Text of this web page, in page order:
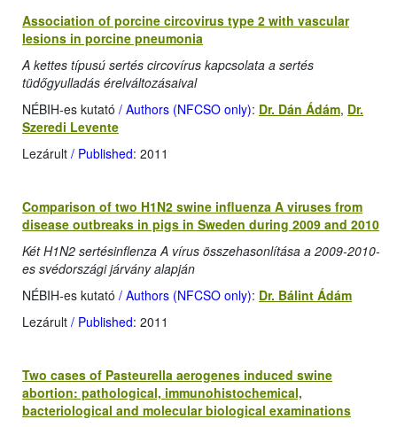
Association of porcine circovirus type 2 with vascular
lesions in porcine pneumonia
A kettes típusú sertés circovírus kapcsolata a sertés
tüdőgyulladás érelváltozásaival
NÉBIH-es kutató / Authors (NFCSO only): Dr. Dán Ádám, Dr.
Szeredi Levente
Lezárult / Published: 2011
Comparison of two H1N2 swine influenza A viruses from
disease outbreaks in pigs in Sweden during 2009 and 2010
Két H1N2 sertésinflenza A vírus összehasonlítása a 2009-2010-
es svédországi járvány alapján
NÉBIH-es kutató / Authors (NFCSO only): Dr. Bálint Ádám
Lezárult / Published: 2011
Two cases of Pasteurella aerogenes induced swine
abortion: pathological, immunohistochemical,
bacteriological and molecular biological examinations